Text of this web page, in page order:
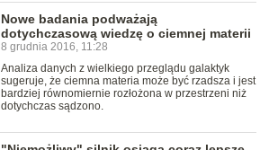
Nowe badania podważają
dotychczasową wiedzę o ciemnej materii
8 grudnia 2016, 11:28
Analiza danych z wielkiego przeglądu galaktyk
sugeruje, że ciemna materia może być rzadsza i jest
bardziej równomiernie rozłożona w przestrzeni niż
dotychczas sądzono.